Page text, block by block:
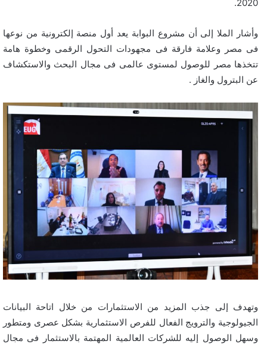
2020.
وأشار الملا إلى أن مشروع البوابة يعد أول منصة إلكترونية من نوعها
فى مصر وعلامة فارقة فى مجهودات التحول الرقمى وخطوة هامة
تتخذها مصر للوصول لمستوى عالمى فى مجال البحث والاستكشاف
عن البترول والغاز .
وتهدف إلى جذب المزيد من الاستثمارات من خلال اتاحة البيانات
الجيولوجية والترويج الفعال للفرص الاستثمارية بشكل عصرى ومتطور
وسهل الوصول إليه للشركات العالمية المهتمة بالاستثمار فى مجال